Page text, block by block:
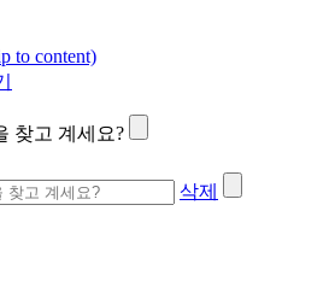
to content)
찾고 계세요?
삭제